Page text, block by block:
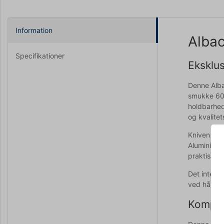
Information
Specifikationer
Denne
smukke
og
Kniven er
praktisk
Det
ved